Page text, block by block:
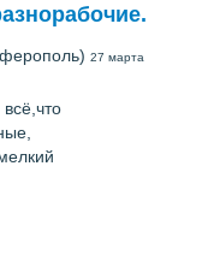
27 марта